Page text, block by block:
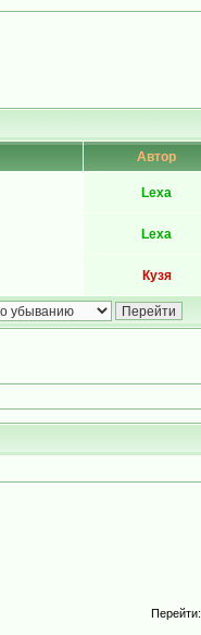
Автор
Lexa
Lexa
Кузя
Перейти: